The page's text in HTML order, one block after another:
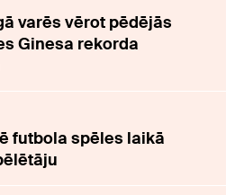
varēs vērot pēdējās
Ginesa rekorda
futbola spēles laikā